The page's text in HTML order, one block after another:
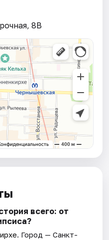
8B
всего: от
. Город — Санкт-